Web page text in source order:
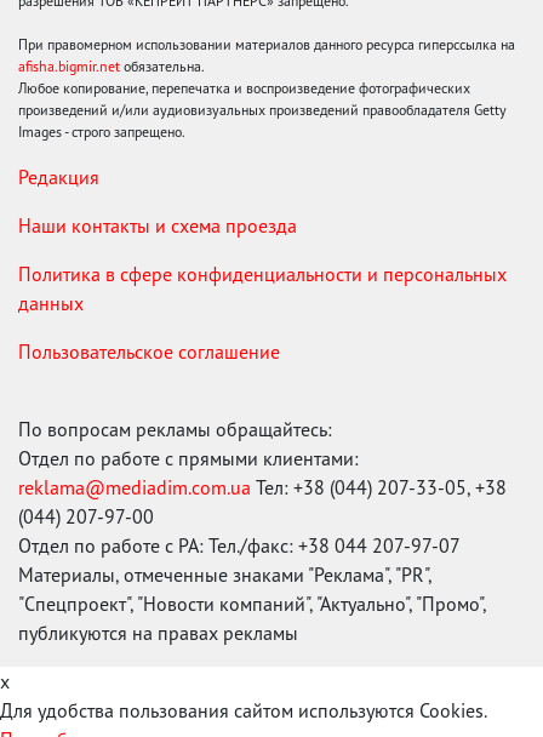
При правомерном использовании материалов данного ресурса гиперссылка на
afisha.bigmir.net обязательна.
Любое копирование, перепечатка и воспроизведение фотографических
произведений и/или аудиовизуальных произведений правообладателя Getty
Images - строго запрещено.
Редакция
Наши контакты и схема проезда
Политика в сфере конфиденциальности и персональных
данных
Пользовательское соглашение
По вопросам рекламы обращайтесь:
Отдел по работе с прямыми клиентами:
reklama@mediadim.com.ua Тел: +38 (044) 207-33-05, +38
(044) 207-97-00
Отдел по работе с РА: Тел./факс: +38 044 207-97-07
Материалы, отмеченные знаками "Реклама", "PR",
"Спецпроект", "Новости компаний", "Актуально", "Промо",
публикуются на правах рекламы
x
Для удобства пользования сайтом используются Cookies.